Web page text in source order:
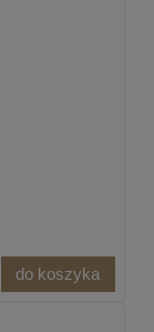
do koszyka